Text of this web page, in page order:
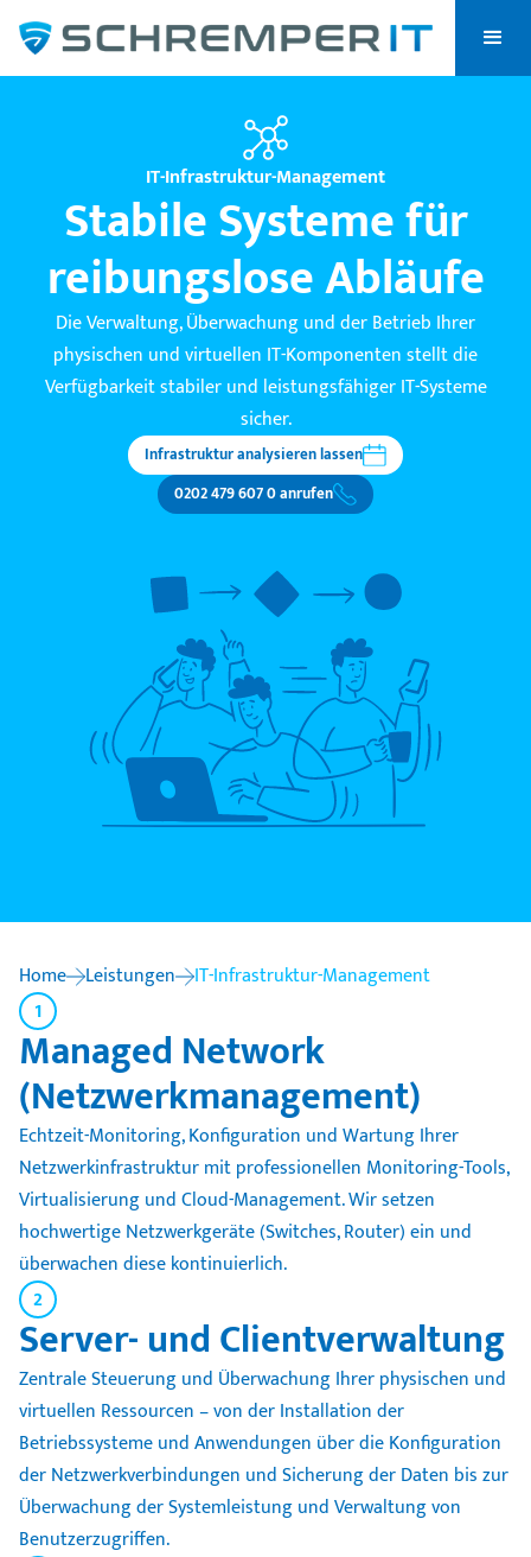
IT-Infrastruktur-Management
Stabile Systeme für
reibungslose Abläufe
Die Verwaltung, Überwachung und der Betrieb Ihrer
physischen und virtuellen IT-Komponenten stellt die
Verfügbarkeit stabiler und leistungsfähiger IT-Systeme
sicher.
Infrastruktur analysieren lassen
0202 479 607 0 anrufen
Home Leistungen
IT-Infrastruktur-Management
1
Managed Network
(Netzwerkmanagement)
Echtzeit-Monitoring, Konfiguration und Wartung Ihrer
Netzwerkinfrastruktur mit professionellen Monitoring-Tools,
Virtualisierung und Cloud-Management. Wir setzen
hochwertige Netzwerkgeräte (Switches, Router) ein und
überwachen diese kontinuierlich.
2
Server- und Clientverwaltung
Zentrale Steuerung und Überwachung Ihrer physischen und
virtuellen Ressourcen – von der Installation der
Betriebssysteme und Anwendungen über die Konfiguration
der Netzwerkverbindungen und Sicherung der Daten bis zur
Überwachung der Systemleistung und Verwaltung von
Benutzerzugriffen.